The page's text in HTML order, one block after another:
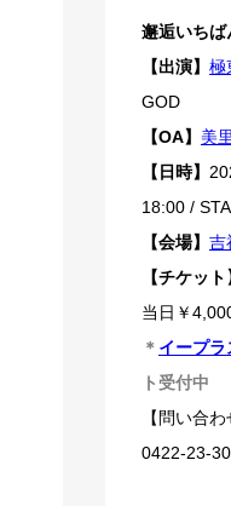
邂逅いち
【出演】 極
GOD
【OA】 美
【日時】
18:00 /
【会場】 吉
【チケット
当日￥
＊ イープラ
ト受付中
【問い合わ
0422-23-